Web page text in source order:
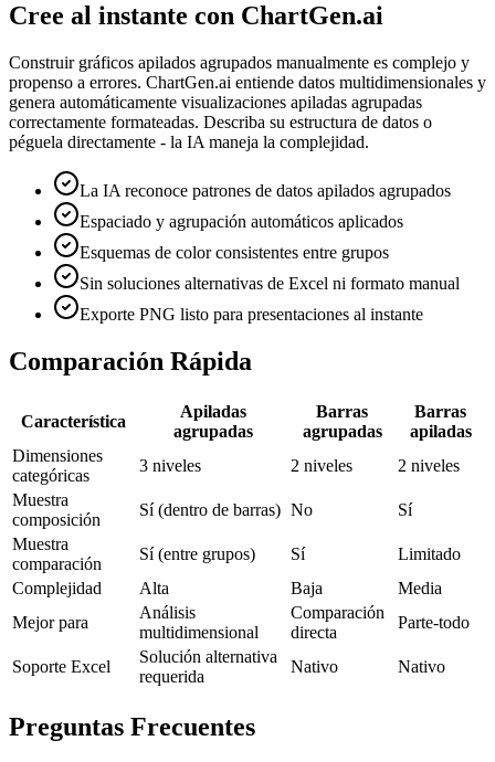
Cree al instante con ChartGen.ai
Construir gráficos apilados agrupados manualmente es complejo y
propenso a errores. ChartGen.ai entiende datos multidimensionales y
genera automáticamente visualizaciones apiladas agrupadas
correctamente formateadas. Describa su estructura de datos o
péguela directamente - la IA maneja la complejidad.
La IA reconoce patrones de datos apilados agrupados
Espaciado y agrupación automáticos aplicados
Esquemas de color consistentes entre grupos
Sin soluciones alternativas de Excel ni formato manual
Exporte PNG listo para presentaciones al instante
Comparación Rápida
Característica
Apiladas
agrupadas
Barras
agrupadas
Barras
apiladas
Dimensiones
categóricas
3 niveles 2 niveles
2 niveles
Muestra
composición
Sí (dentro de barras) No
Sí
Muestra
comparación
Sí (entre grupos) Sí
Limitado
Complejidad
Alta Baja
Media
Mejor para
Análisis
multidimensional
Comparación
directa
Parte-todo
Soporte Excel
Solución alternativa
requerida
Nativo Nativo
Preguntas Frecuentes